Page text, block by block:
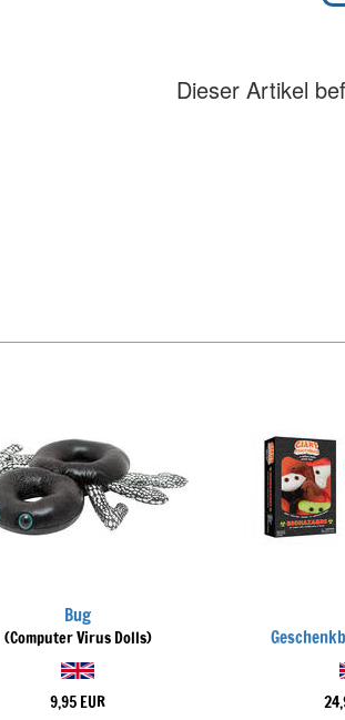
Dieser Artikel
Bug
(Computer Virus Dolls)
9,95 EUR